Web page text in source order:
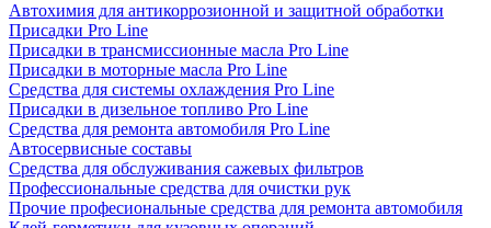
Автохимия для антикоррозионной и защитной обработки
Присадки Pro Line
Присадки в трансмиссионные масла Pro Line
Присадки в моторные масла Pro Line
Средства для системы охлаждения Pro Line
Присадки в дизельное топливо Pro Line
Средства для ремонта автомобиля Pro Line
Автосервисные составы
Средства для обслуживания сажевых фильтров
Профессиональные средства для очистки рук
Прочие професиональные средства для ремонта автомобиля